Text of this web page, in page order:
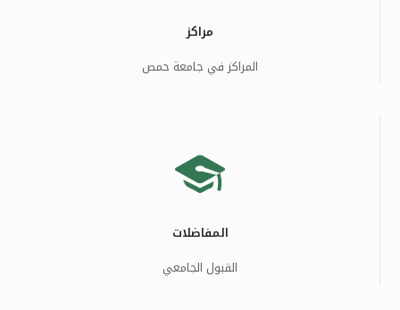
مراكز
المراكز في جامعة حمص
المفاضلات
القبول الجامعي